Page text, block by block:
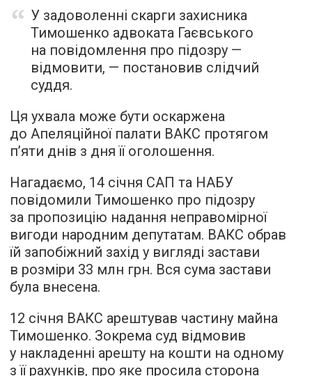
У задоволенні скарги захисника
Тимошенко адвоката Гаєвського
на повідомлення про підозру —
відмовити, — постановив слідчий
суддя.
Ця ухвала може бути оскаржена
до Апеляційної палати ВАКС протягом
п’яти днів з дня її оголошення.
Нагадаємо, 14 січня САП та НАБУ
повідомили Тимошенко про підозру
за пропозицію надання неправомірної
вигоди народним депутатам. ВАКС обрав
їй запобіжний захід у вигляді застави
в розміри 33 млн грн. Вся сума застави
була внесена.
12 січня ВАКС арештував частину майна
Тимошенко. Зокрема суд відмовив
у накладенні арешту на кошти на одному
з її рахунків, про яке просила сторона